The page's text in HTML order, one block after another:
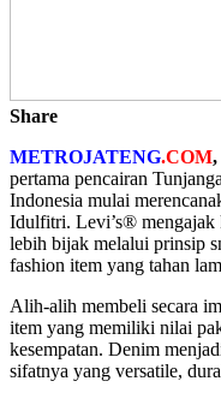
Share
METROJATENG.COM
pertama pencairan
Indonesia mulai
Idulfitri. Levi’s® mengajak
lebih bijak melalui prinsip
fashion item yang tahan
Alih-alih membeli secara
item yang memiliki nilai
kesempatan. Denim
sifatnya yang versatile,